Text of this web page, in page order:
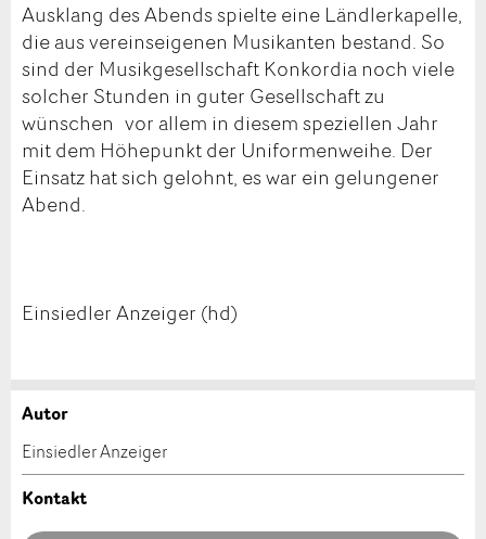
Ausklang des Abends spielte eine Ländlerkapelle,
die aus vereinseigenen Musikanten bestand. So
sind der Musikgesellschaft Konkordia noch viele
solcher Stunden in guter Gesellschaft zu
wünschen vor allem in diesem speziellen Jahr
mit dem Höhepunkt der Uniformenweihe. Der
Einsatz hat sich gelohnt, es war ein gelungener
Abend.
Einsiedler Anzeiger (hd)
Anzeige beanstanden
Ihr Feedback wird sehr geschätzt!
Anzeige weiterempfehlen
Empfehlen Sie diese Anzeige an Freunde weiter.
Autor
Einsiedler Anzeiger
Kontakt